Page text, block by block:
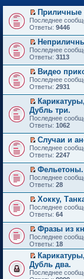
в
о
м
у
н
е
п
р
о
ч
и
т
а
н
н
о
м
у
с
о
о
щ
н
и
ю
т
и
к
п
р
в
о
м
у
н
е
п
р
о
ч
и
т
а
н
н
о
м
у
с
о
б
щ
е
н
и
ю
П
е
е
й
т
и
к
п
е
р
в
о
м
у
н
е
п
р
о
и
т
а
н
н
о
м
у
с
о
о
б
щ
е
н
и
Приличные
Последнее
Ответы: 9446
П
е
е
й
т
и
к
п
е
р
в
о
м
у
н
е
п
р
о
и
т
а
н
н
о
м
у
с
о
о
б
Последнее
Ответы: 3113
П
е
е
й
т
и
к
п
е
р
в
о
м
у
н
е
п
р
о
и
т
а
н
н
о
м
у
Видео
Последнее
Ответы: 2931
П
е
р
е
й
т
и
к
п
е
р
в
о
м
у
н
е
п
р
о
ч
и
т
а
Дубль три.
Последнее
Ответы: 1062
П
е
е
т
и
к
п
е
р
в
о
м
у
н
е
п
р
Случаи и
Последнее
Ответы: 2247
П
е
е
й
т
и
к
п
е
р
в
м
у
Фельетоны.
Последнее
Ответы: 28
П
е
е
т
и
п
е
р
Хокку,
Последнее
Ответы: 64
П
е
р
е
й
т
и
Фразы из
Последнее
Ответы: 18
П
е
р
Дубль два.
Последнее